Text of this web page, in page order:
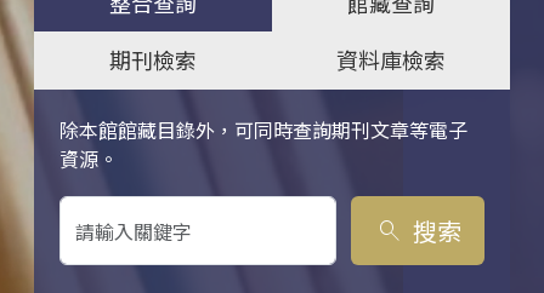
期刊檢索
資料庫檢索
除本館館藏目錄外，可同時查詢期刊文章等電子
資源。
關鍵字搜尋
search 搜索